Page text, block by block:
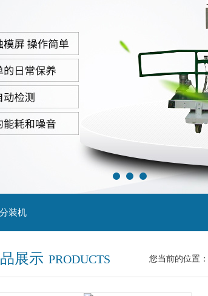
装机
展示 PRODUCTS 您当前的位置：